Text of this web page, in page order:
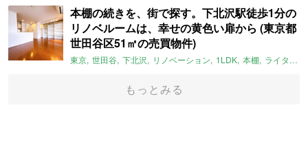
本棚の続きを、街で探す。下北沢駅徒歩1分の
リノベルームは、幸せの黄色い扉から (東京都
世田谷区51㎡の売買物件)
東京 世田谷 下北沢 リノベーション 1LDK 本棚 ライター：ほしりょうこ
もっとみる